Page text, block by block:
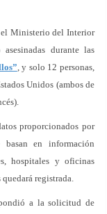
el Ministerio del Interior
durante las
, y solo 12 personas,
Unidos (ambos de
proporcionados por
en información
hospitales y oficinas
quedará registrada.
a la solicitud de